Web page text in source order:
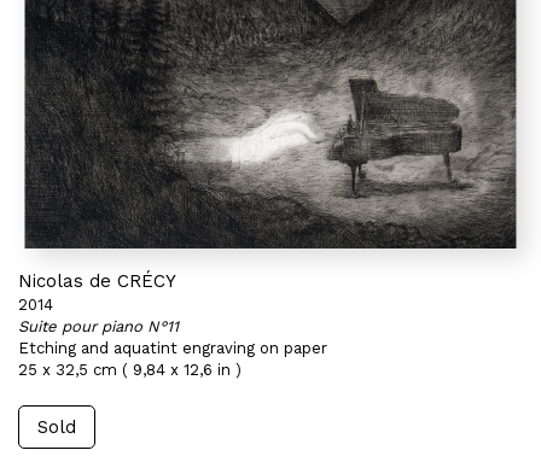
Nicolas de CRÉCY
2014
Suite pour piano N°11
Etching and aquatint engraving on paper
25 x 32,5 cm ( 9,84 x 12,6 in )
Sold